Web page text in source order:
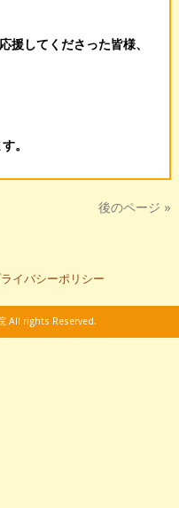
援してくださった皆様、
。
後のページ »
イバシーポリシー
All rights Reserved.